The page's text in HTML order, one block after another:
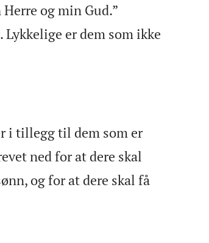
og min Gud.”
er dem som ikke
i tillegg til dem som er
ned for at dere skal
og for at dere skal få